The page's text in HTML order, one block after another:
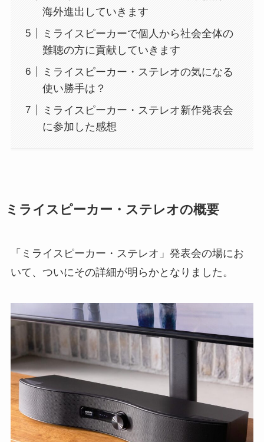
海外進出していきます
ミライスピーカーで個人から社会全体の
難聴の方に貢献していきます
ミライスピーカー・ステレオの気になる
使い勝手は？
ミライスピーカー・ステレオ新作発表会
に参加した感想
ミライスピーカー・ステレオの概要
「ミライスピーカー・ステレオ」発表会の場にお
いて、ついにその詳細が明らかとなりました。